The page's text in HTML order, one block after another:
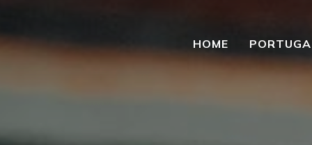
HOME